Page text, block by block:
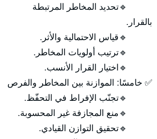
🔹تحديد المخاطر المرتبطة
بالقرار.
🔹قياس الاحتمالية والأثر.
🔹ترتيب أولويات المخاطر.
🔹اختيار القرار الأنسب.
✅ خامسًا: الموازنة بين المخاطر والفرص
🔹تجنّب الإفراط في التحفّظ.
🔹منع المجازفة غير المحسوبة.
🔹تحقيق التوازن القيادي.